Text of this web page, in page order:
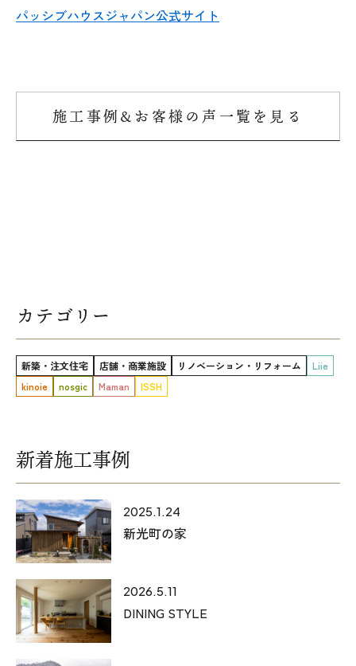
パッシブハウスジャパン公式サイト
施工事例&お客様の声一覧を見る
カテゴリー
新築・注文住宅 店舗・商業施設 リノベーション・リフォーム
Liie
kinoie
nosgic Maman ISSH
新着施工事例
2025.1.24
新光町の家
2026.5.11
DINING STYLE